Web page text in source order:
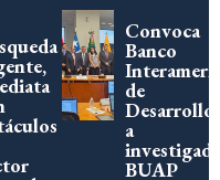
Convoca
Banco
de
Desarrollo
a
BUAP